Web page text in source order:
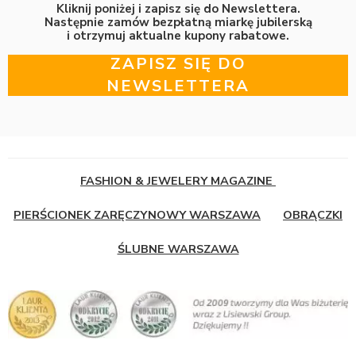
Kliknij poniżej i zapisz się do Newslettera.
Następnie zamów bezpłatną miarkę jubilerską
i otrzymuj aktualne kupony rabatowe.
ZAPISZ SIĘ DO
NEWSLETTERA
FASHION & JEWELERY MAGAZINE
PIERŚCIONEK ZARĘCZYNOWY WARSZAWA OBRĄCZKI
ŚLUBNE WARSZAWA